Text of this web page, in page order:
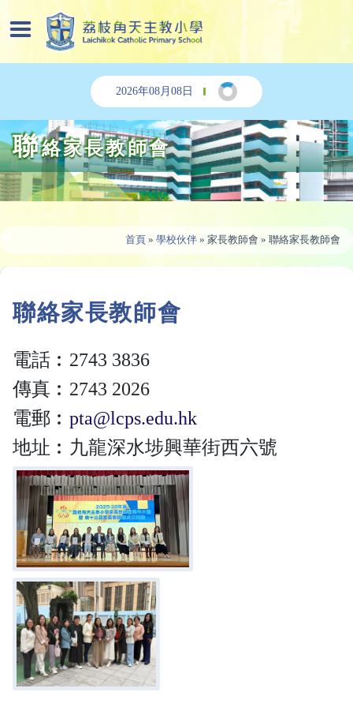
2026年08月08日
聯絡家長教師會
首頁 » 學校伙伴 » 家長教師會 » 聯絡家長教師會
聯絡家長教師會
電話︰2743 3836
傳真︰2743 2026
電郵︰ pta@lcps.edu.hk
地址︰九龍深水埗興華街西六號